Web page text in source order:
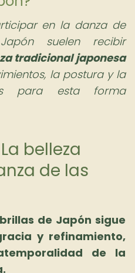
en la danza de
suelen recibir
tradicional japonesa
la postura y la
para esta forma
belleza
de las
de Japón sigue
y refinamiento,
de la